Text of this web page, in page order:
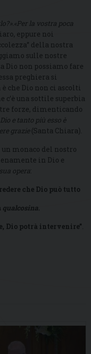
la vostra poca
eppure noi
della nostra
sulle nostre
Dio non possiamo fare
preghiera si
che Dio non ci ascolti
c’è una sottile superbia
forze, dimenticando
e tanto più esso è
grazie(Santa Chiara).
monaco del nostro
in Dio e
opera:
che Dio può tutto
qualcosina.
Dio potrà intervenire”.